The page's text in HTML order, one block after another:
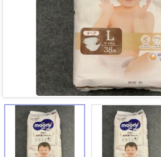
Ngày hết hạn:
Điều kiện: